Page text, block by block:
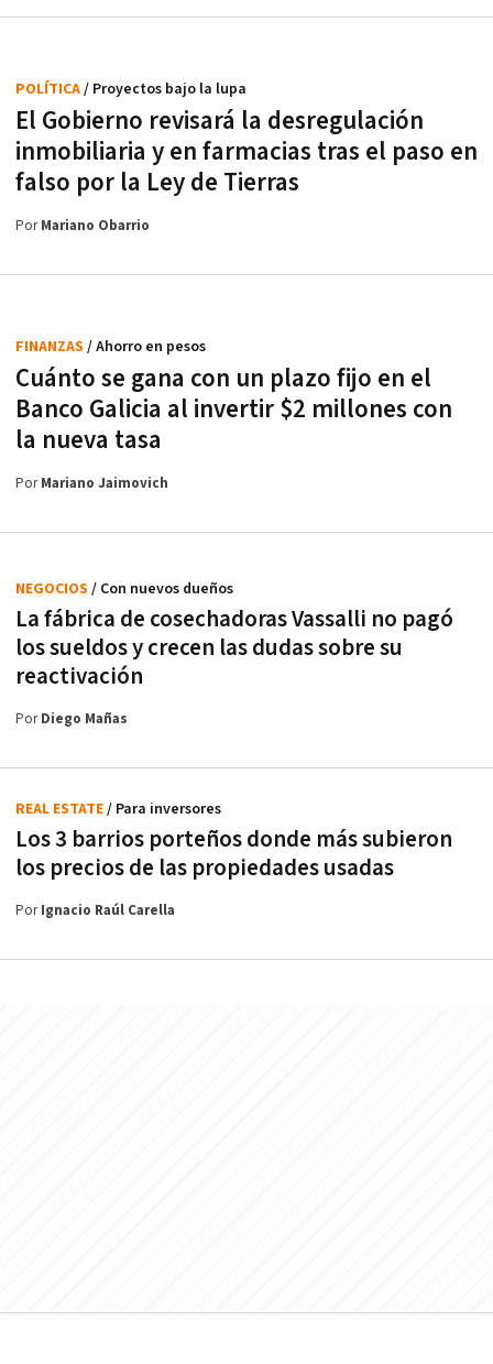
El Gobierno revisará la desregulación
inmobiliaria y en farmacias tras el paso en
falso por la Ley de Tierras
POLÍTICA/ Proyectos bajo la lupa
PorMariano Obarrio
Cuánto se gana con un plazo fijo en el
Banco Galicia al invertir $2 millones con
la nueva tasa
FINANZAS / Ahorro en pesos
PorMariano Jaimovich
La fábrica de cosechadoras Vassalli no pagó
los sueldos y crecen las dudas sobre su
reactivación
NEGOCIOS / Con nuevos dueños
PorDiego Mañas
Los 3 barrios porteños donde más subieron
los precios de las propiedades usadas
REAL ESTATE/ Para inversores
PorIgnacio Raúl Carella